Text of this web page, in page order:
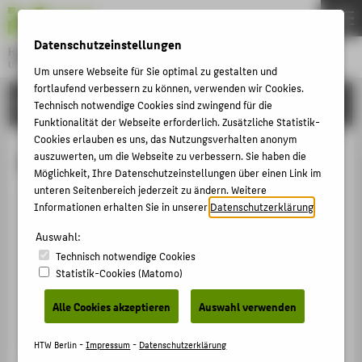
Hochschule für Technik und Wirtschaft Berlin
University of Applied Sciences
Menu
HOCHSCHULE
M.Sc. Richa Srivastava
+49 30 5019-3975
Campus Wilhelminenhof
WH Gebäude E , 101a
Wilhelminenhofstraße 75A
12459Berlin
THEMEN
HOCHSCHULE
CAMPUS
STUDIUM
LEHRE
KARRIERE
INTERNATIONAL
INFORMATIONEN FÜR
Datenschutzeinstellungen
Um unsere Webseite für Sie optimal zu gestalten und
fortlaufend verbessern zu können, verwenden wir Cookies.
Technisch notwendige Cookies sind zwingend für die
Funktionalität der Webseite erforderlich. Zusätzliche Statistik-
Cookies erlauben es uns, das Nutzungsverhalten anonym
auszuwerten, um die Webseite zu verbessern. Sie haben die
Möglichkeit, Ihre Datenschutzeinstellungen über einen Link im
unteren Seitenbereich jederzeit zu ändern. Weitere
Informationen erhalten Sie in unsererDatenschutzerklärung
Auswahl:
Technisch notwendige Cookies
Statistik-Cookies (Matomo)
Alle Cookies akzeptieren Auswahl verwenden
HTW Berlin -Impressum- Datenschutzerklärung